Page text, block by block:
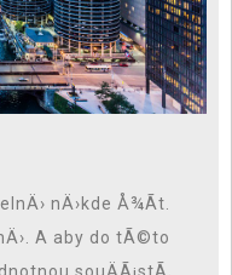
nÄ›kde Å¾Ã­t.
A aby do tÃ©to
souÄÃ¡stÃ­,